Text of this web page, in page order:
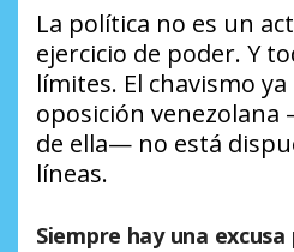
La política no es un
ejercicio de poder. Y
límites. El chavismo
oposición
de ella— no está
líneas.
Siempre hay una